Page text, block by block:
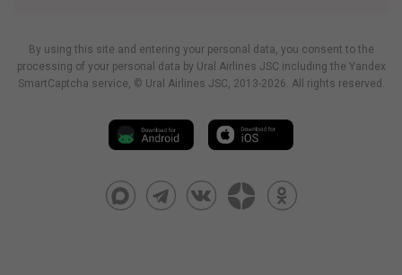
By using this site and entering your personal data, you consent to the
processing of your personal data by Ural Airlines JSC including the Yandex
SmartCaptcha service, © Ural Airlines JSC, 2013-2026. All rights reserved.